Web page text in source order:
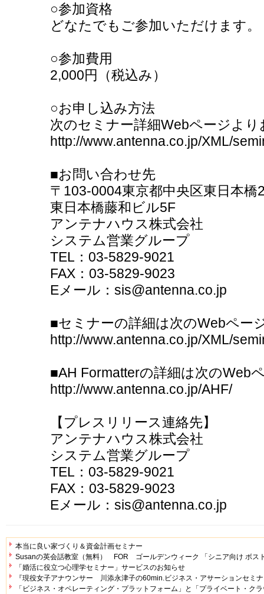
○参加資格
どなたでもご参加いただけます。
○参加費用
2,000円（税込み）
○お申し込み方法
次のセミナー詳細Webページよ
http://www.antenna.co.jp/XML/
■お問い合わせ先
〒103-0004東京都中央区東日本橋
東日本橋藤和ビル5F
アンテナハウス株式会社
システム営業グループ
TEL：03-5829-9021
FAX：03-5829-9023
Eメール：sis@antenna.co.jp
■セミナーの詳細は次のWebペー
http://www.antenna.co.jp/XML/
■AH Formatterの詳細は次のWeb
http://www.antenna.co.jp/AHF/
【プレスリリース連絡先】
アンテナハウス株式会社
システム営業グループ
TEL：03-5829-9021
FAX：03-5829-9023
Eメール：sis@antenna.co.jp
本当に良い家づくり＆資金計画セミナー
Susanの英会話教室（無料） FOR ゴールデンウィーク 「シニア向け ボス
「婚活に役立つ心理学セミナー」サービスのお知らせ
『現役女子アナウンサー 川添永津子の60min.ビジネス・アサーションセミ
「ビジネス・オペレーティング・プラットフォーム」と「プライベート・ク